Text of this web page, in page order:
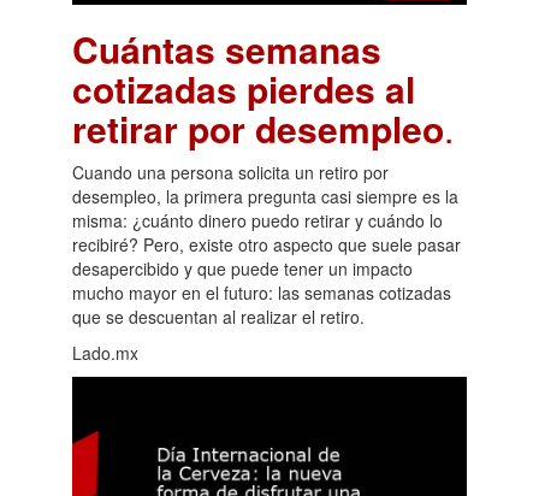
Cuántas semanas
cotizadas pierdes al
retirar por desempleo.
Cuando una persona solicita un retiro por
desempleo, la primera pregunta casi siempre es la
misma: ¿cuánto dinero puedo retirar y cuándo lo
recibiré? Pero, existe otro aspecto que suele pasar
desapercibido y que puede tener un impacto
mucho mayor en el futuro: las semanas cotizadas
que se descuentan al realizar el retiro.
Lado.mx